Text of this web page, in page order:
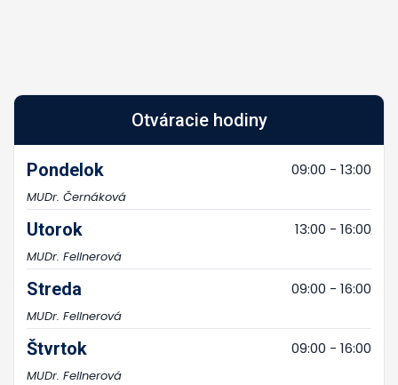
Otváracie hodiny
Pondelok 09:00 - 13:00
MUDr. Černáková
Utorok 13:00 - 16:00
MUDr. Fellnerová
Streda 09:00 - 16:00
MUDr. Fellnerová
Štvrtok 09:00 - 16:00
MUDr. Fellnerová